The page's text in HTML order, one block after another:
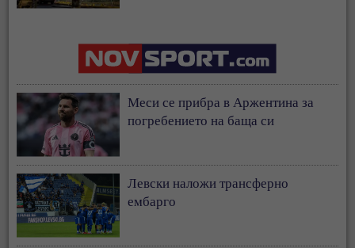
Меси се прибра в Аржентина за
погребението на баща си
Левски наложи трансферно
ембарго